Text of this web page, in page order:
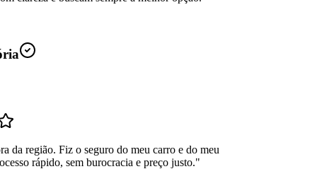
da região. Fiz o seguro do meu carro e do meu
rápido, sem burocracia e preço justo."